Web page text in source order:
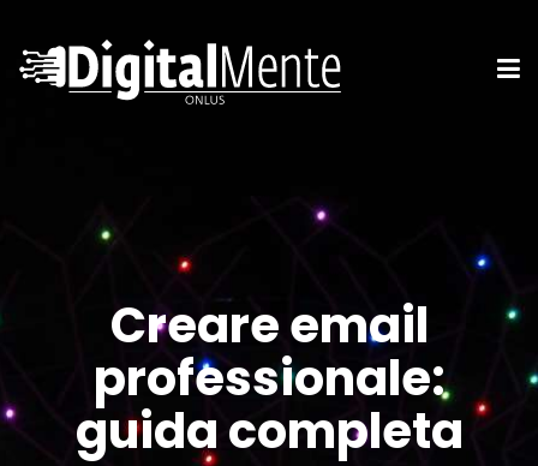
Creare email
professionale:
guida completa